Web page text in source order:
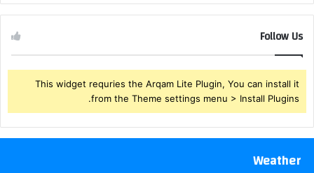
Follow Us
This widget requries the Arqam Lite Plugin, You can install it
from the Theme settings menu > Install Plugins.
Weather